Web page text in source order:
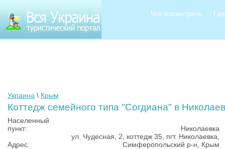
Что посмотреть
Украина \ Крым
Коттедж семейного типа "Согдиана" в
Населенный
пункт:
Николаевка
Адрес:
ул. Чудесная, 2, коттедж 35, пгт. Николаевка,
Симферопольский р-н, Крым